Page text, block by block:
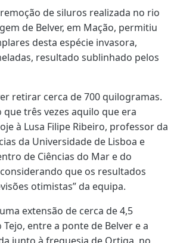
de siluros realizada no rio
de Belver, em Mação, permitiu
desta espécie invasora,
resultado sublinhado pelos
retirar cerca de 700 quilogramas.
que três vezes aquilo que era
à Lusa Filipe Ribeiro, professor da
da Universidade de Lisboa e
de Ciências do Mar e do
que os resultados
otimistas” da equipa.
extensão de cerca de 4,5
entre a ponte de Belver e a